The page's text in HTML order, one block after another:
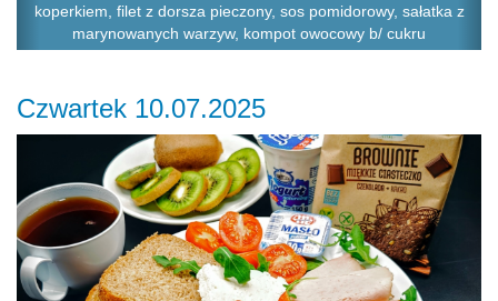
koperkiem, filet z dorsza pieczony, sos pomidorowy, sałatka z
marynowanych warzyw, kompot owocowy b/ cukru
Czwartek 10.07.2025